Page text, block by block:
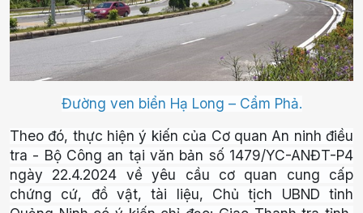
Đường ven biển Hạ Long – Cẩm Phả.
Theo đó, thực hiện ý kiến của Cơ quan An ninh điều
tra - Bộ Công an tại văn bản số 1479/YC-ANĐT-P4
ngày 22.4.2024 về yêu cầu cơ quan cung cấp
chứng cứ, đồ vật, tài liệu, Chủ tịch UBND tỉnh